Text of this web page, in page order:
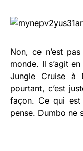
Non, ce n’est
monde. Il s’agit
Jungle Cruise à
pourtant, c’est
façon. Ce qui
pense. Dumbo ne